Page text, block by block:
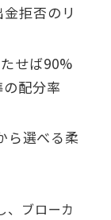
拒否のリ
せば90%
配分率
選べる柔
、ブローカ